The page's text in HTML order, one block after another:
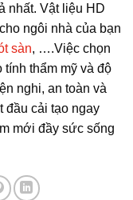
nhất. Vật liệu HD
ngôi nhà của bạn
sàn, ….Việc chọn
thẩm mỹ và độ
nghi, an toàn và
đầu cải tạo ngay
mới đầy sức sống